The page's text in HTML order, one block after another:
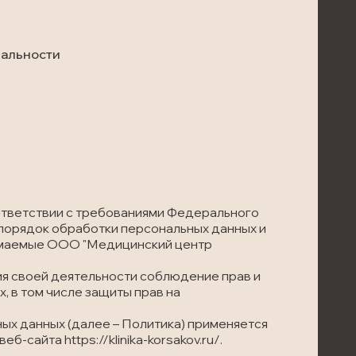
с требованиями Федерального
обработки персональных данных и
ООО "Медицинский центр
своей деятельности соблюдение прав и
в том числе защиты прав на
данных (далее – Политика) применяется
сайта https://klinika-korsakov.ru/.